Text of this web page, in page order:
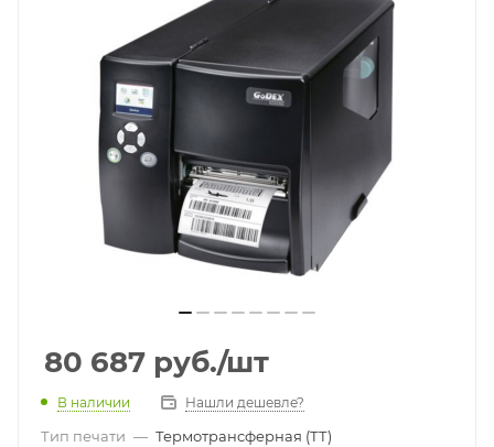
80 687 руб./шт
В наличии Нашли дешевле?
Тип печати — Термотрансферная (ТТ)